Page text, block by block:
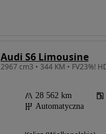
Audi S6 Limousine
28 562 km
Automatyczna